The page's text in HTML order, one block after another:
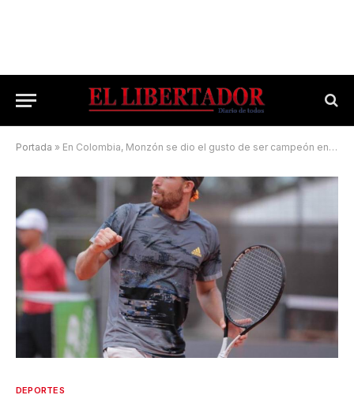
Portada » En Colombia, Monzón se dio el gusto de ser campeón en dobles
DEPORTES